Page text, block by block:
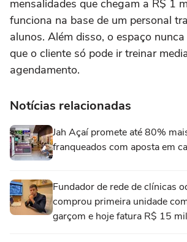
mensalidades que chegam a R$ 1
funciona na base de um personal
alunos. Além disso, o espaço
que o cliente só pode ir treinar
agendamento.
Notícias relacionadas
Jah Açaí promete até 80%
franqueados com aposta em
Fundador de rede de clínicas
comprou primeira unidade
garçom e hoje fatura R$ 15